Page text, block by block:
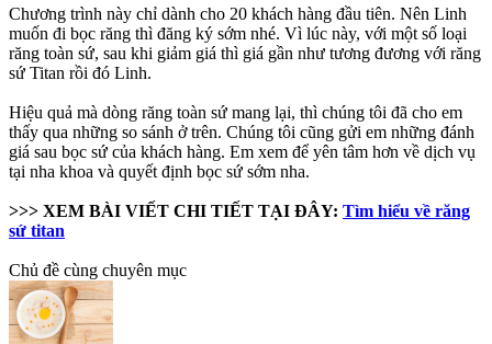
Chương trình này chỉ dành cho 20 khách hàng đầu tiên. Nên Linh
muốn đi bọc răng thì đăng ký sớm nhé. Vì lúc này, với một số loại
răng toàn sứ, sau khi giảm giá thì giá gần như tương đương với răng
sứ Titan rồi đó Linh.
Hiệu quả mà dòng răng toàn sứ mang lại, thì chúng tôi đã cho em
thấy qua những so sánh ở trên. Chúng tôi cũng gửi em những đánh
giá sau bọc sứ của khách hàng. Em xem để yên tâm hơn về dịch vụ
tại nha khoa và quyết định bọc sứ sớm nha.
>>> XEM BÀI VIẾT CHI TIẾT TẠI ĐÂY: Tìm hiểu về răng
sứ titan
Chủ đề cùng chuyên mục